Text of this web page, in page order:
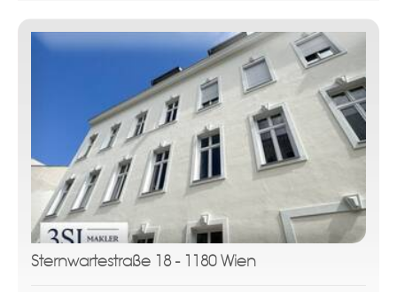
Sternwartestraße 18 - 1180 Wien